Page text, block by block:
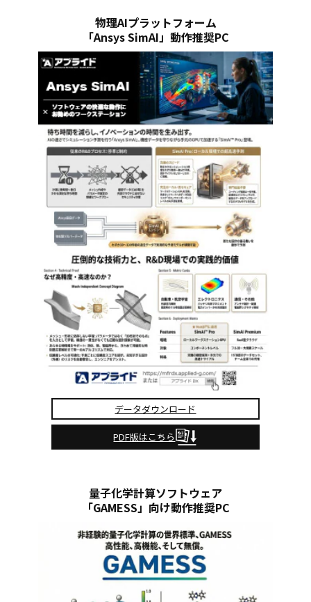
物理AIプラットフォーム
「Ansys SimAI」動作推奨PC
データダウンロード
PDF版はこちら
量子化学計算ソフトウェア
「GAMESS」向け動作推奨PC